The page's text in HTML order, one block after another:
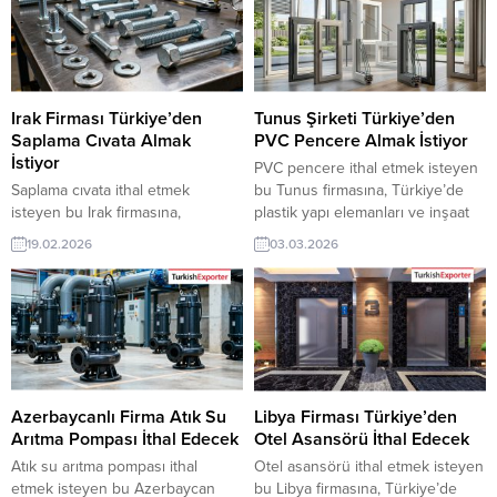
ilanın detaylarına TurkishExporter
/ VIP üyeleri cevap verebilir. ➤
Talebin detaylarına buradan
ulaşabilirsiniz. Tüm Kablo İthalat
TalepleriFildişi Sahili’nden Gelen...
ilanının iletişim bilgilerine
TurkishExporter VIP üyeleri ile TE
üyelik kredisi sahibi ihracat
şirketleri erişebilmektedir. ➤ Bu...
Irak Firması Türkiye’den
Saplama Cıvata Almak
İstiyor
Saplama cıvata ithal etmek
isteyen bu Irak firmasına,
Türkiye’de metal ve bağlantı
elemanları ile cıvata üreticisi veya
tedarikçisi olan ihracatçı firmalar
teklif sunabilirler. Yeni bir ihracat
pazarı fırsatı olan bu alım ilanının
iletişim bilgilerine TurkishExporter
VIP üyeleri ile TE üyelik kredisi
sahibi ihracat şirketleri
erişebilmektedir. ➤ Bu ithalat alım
talebinin...
19.02.2026
Tunus Şirketi Türkiye’den
PVC Pencere Almak İstiyor
PVC pencere ithal etmek isteyen
bu Tunus firmasına, Türkiye’de
plastik yapı elemanları ve inşaat
sanayi ile pencere üreticisi veya
tedarikçisi olan ihracatçı firmalar
teklif sunabilirler. Yeni bir ihracat
pazarı fırsatı olan bu alım ilanının
iletişim bilgilerine TurkishExporter
VIP üyeleri ile TE üyelik kredisi
sahibi ihracat şirketleri
erişebilmektedir. ➤ Bu ithalat...
03.03.2026
Azerbaycanlı Firma Atık Su
Arıtma Pompası İthal Edecek
Atık su arıtma pompası ithal
etmek isteyen bu Azerbaycan
Libya Firması Türkiye’den
Otel Asansörü İthal Edecek
Otel asansörü ithal etmek isteyen
bu Libya firmasına, Türkiye’de